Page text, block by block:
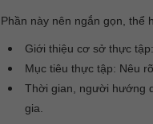
Phần này nên ngắn gọn, thể
Giới thiệu cơ sở thực
Mục tiêu thực tập: Nêu
Thời gian, người hướng
gia.